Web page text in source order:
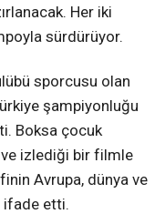
Her iki
sürdürüyor.
sporcusu olan
şampiyonluğu
Boksa çocuk
ve izlediği bir filmle
Avrupa, dünya ve
ifade etti.